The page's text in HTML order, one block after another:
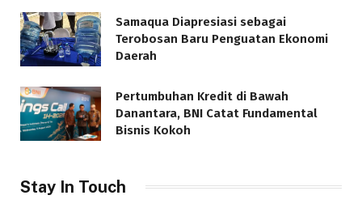
Samaqua Diapresiasi sebagai
Terobosan Baru Penguatan Ekonomi
Daerah
Pertumbuhan Kredit di Bawah
Danantara, BNI Catat Fundamental
Bisnis Kokoh
Stay In Touch